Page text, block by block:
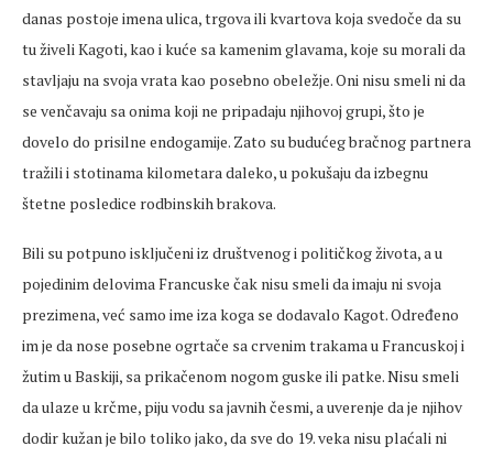
danas postoje imena ulica, trgova ili kvartova koja svedoče da su
tu živeli Kagoti, kao i kuće sa kamenim glavama, koje su morali da
stavljaju na svoja vrata kao posebno obeležje. Oni nisu smeli ni da
se venčavaju sa onima koji ne pripadaju njihovoj grupi, što je
dovelo do prisilne endogamije. Zato su budućeg bračnog partnera
tražili i stotinama kilometara daleko, u pokušaju da izbegnu
štetne posledice rodbinskih brakova.
Bili su potpuno isključeni iz društvenog i političkog života, a u
pojedinim delovima Francuske čak nisu smeli da imaju ni svoja
prezimena, već samo ime iza koga se dodavalo Kagot. Određeno
im je da nose posebne ogrtače sa crvenim trakama u Francuskoj i
žutim u Baskiji, sa prikačenom nogom guske ili patke. Nisu smeli
da ulaze u krčme, piju vodu sa javnih česmi, a uverenje da je njihov
dodir kužan je bilo toliko jako, da sve do 19. veka nisu plaćali ni